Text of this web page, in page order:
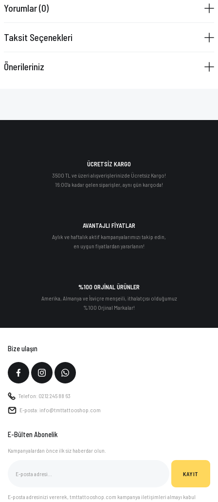
Yorumlar (0)
Taksit Seçenekleri
Önerileriniz
ÜCRETSİZ KARGO
3500 TL ve üzeri alışverişlerinizde Ücretsiz Kargo!
16:00'a kadar gelen siparişler, aynı gün kargoda!
AVANTAJLI FİYATLAR
Aylık ve haftalık aktif kampanyalarımızı takip edin,
en uygun fiyatlardan yararlanın!
%100 ORJİNAL ÜRÜNLER
Amerika, Almanya ve İsviçre menşeili, ithalatçısı olduğumuz
%100 Orjinal Markalar!
Bize ulaşın
Telefon: 0212 245 88 63
E-posta: info@tmttattooshop.com
E-Bülten Abonelik
Kampanyalardan önce ilk siz haberdar olun.
KAYIT
E-posta adresinizi vererek, tmttattooshop.com kampanya iletişimleri almayı kabul